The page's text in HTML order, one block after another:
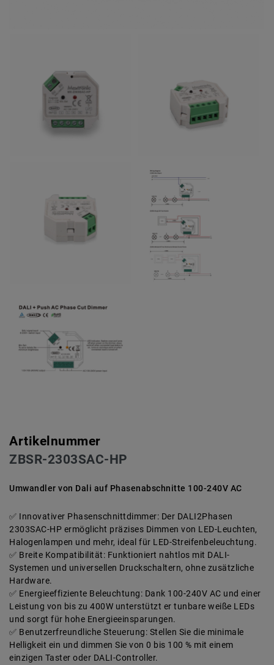
Artikelnummer
ZBSR-2303SAC-HP
Umwandler von Dali auf Phasenabschnitte 100-240V AC
Innovativer Phasenschnittdimmer: Der DALI2Phasen
2303SAC-HP ermöglicht präzises Dimmen von LED-Leuchten,
Halogenlampen und mehr, ideal für LED-Streifenbeleuchtung.
Breite Kompatibilität: Funktioniert nahtlos mit DALI-
Systemen und universellen Druckschaltern, ohne zusätzliche
Hardware.
Energieeffiziente Beleuchtung: Dank 100-240V AC und einer
Leistung von bis zu 400W unterstützt er tunbare weiße LEDs
und sorgt für hohe Energieeinsparungen.
Benutzerfreundliche Steuerung: Stellen Sie die minimale
Helligkeit ein und dimmen Sie von 0 bis 100 % mit einem
einzigen Taster oder DALI-Controller.